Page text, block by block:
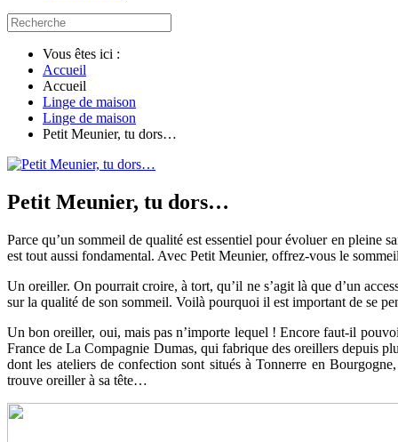
Vous êtes ici :
Accueil
Accueil
Linge de maison
Linge de maison
Petit Meunier, tu dors…
Petit Meunier, tu dors…
Parce qu’un sommeil de qualité est essentiel pour évoluer en pleine
est tout aussi fondamental. Avec Petit Meunier, offrez-vous le
Un oreiller. On pourrait croire, à tort, qu’il ne s’agit là que d’un
sur la qualité de son sommeil. Voilà pourquoi il est important de se
Un bon oreiller, oui, mais pas n’importe lequel ! Encore faut-il
France de La Compagnie Dumas, qui fabrique des oreillers depuis
dont les ateliers de confection sont situés à Tonnerre en
trouve oreiller à sa tête…